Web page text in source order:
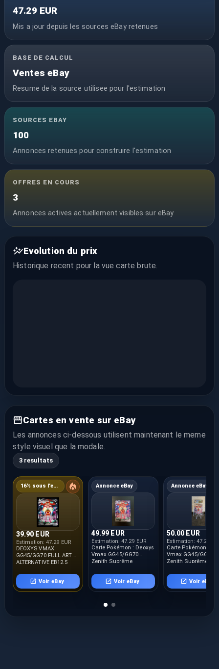
47.29 EUR
Mis a jour depuis les sources eBay retenues
BASE DE CALCUL
Ventes eBay
Resume de la source utilisee pour l'estimation
SOURCES EBAY
100
Annonces retenues pour construire l'estimation
OFFRES EN COURS
3
Annonces actives actuellement visibles sur eBay
Evolution du prix
Historique recent pour la vuecarte brute.
Cartes en vente sur eBay
Les annonces ci-dessous utilisent maintenant le meme
style visuel que la modale.
3 resultats
16% sous l'estimation
39.90 EUR
Estimation: 47.29 EUR
DEOXYS VMAX
GG45/GG70 FULL ART
ALTERNATIVE EB12.5
POKEMON FR NEUF
Voir eBay
Annonce eBay
49.99 EUR
Estimation: 47.29 EUR
Carte Pokémon : Deoxys
Vmax GG45/GG70
Zenith Suprême
Voir eBay
Annonce eBay
50.00 EUR
Estimation: 47.29
Carte Pokémon
Vmax GG45/GG70
Zenith Suprême
Voir eBay